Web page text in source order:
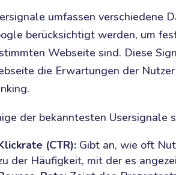
umfassen verschiedene
berücksichtigt werden, um
Webseite sind. Diese
die Erwartungen der
der bekanntesten Usersignale
(CTR): Gibt an, wie oft
der Häufigkeit, mit der es